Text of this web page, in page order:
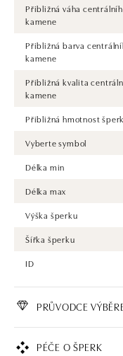
Přibližná váha
kamene
Přibližná barva
kamene
Přibližná kvalita
kamene
Přibližná hmotnost
Vyberte symbol
Délka min
Délka max
Výška šperku
Šířka šperku
ID
PRŮVODCE
PÉČE O ŠPERK